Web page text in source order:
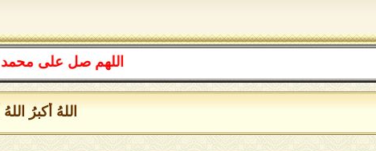
اللهم صل على محمد
اللهُ أكبرُ اللهُ